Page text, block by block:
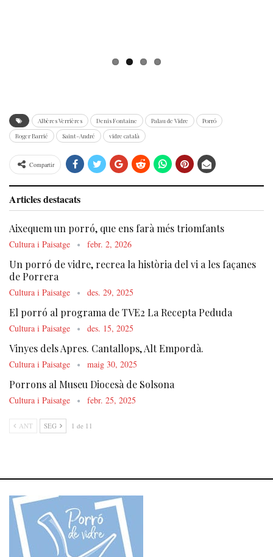
Albères Verrières Denis Fontaine Palau de Vidre
Porró
Roger Barrié
Saint-André vidre català
Compartir
Articles destacats
Aixequem un porró, que ens farà més triomfants
Cultura i Paisatge febr. 2, 2026
Un porró de vidre, recrea la història del vi a les façanes
de Porrera
Cultura i Paisatge des. 29, 2025
El porró al programa de TVE2 La Recepta Peduda
Cultura i Paisatge des. 15, 2025
Vinyes dels Apres. Cantallops, Alt Empordà.
Cultura i Paisatge maig 30, 2025
Porrons al Museu Diocesà de Solsona
Cultura i Paisatge febr. 25, 2025
ANT SEG 1 de 11